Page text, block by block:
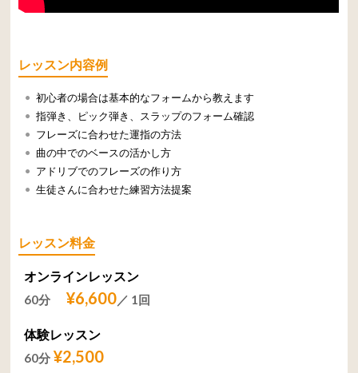
レッスン内容例
初心者の場合は基本的なフォームから教えます
指弾き、ピック弾き、スラップのフォーム確認
フレーズに合わせた運指の方法
曲の中でのベースの活かし方
アドリブでのフレーズの作り方
生徒さんに合わせた練習方法提案
レッスン料金
オンラインレッスン
60分¥6,600／ 1回
体験レッスン
60分¥2,500